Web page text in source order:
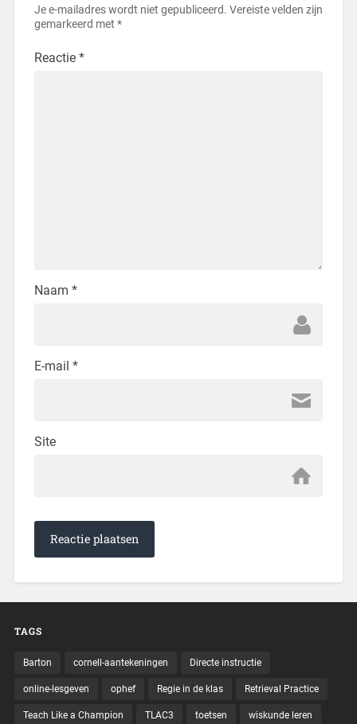
Je e-mailadres wordt niet gepubliceerd. Vereiste velden zijn
gemarkeerd met *
Reactie *
Naam *
E-mail *
Site
TAGS
Barton cornell-aantekeningen Directe instructie
online-lesgeven ophef Regie in de klas Retrieval Practice
Teach Like a Champion TLAC3 toetsen wiskunde leren